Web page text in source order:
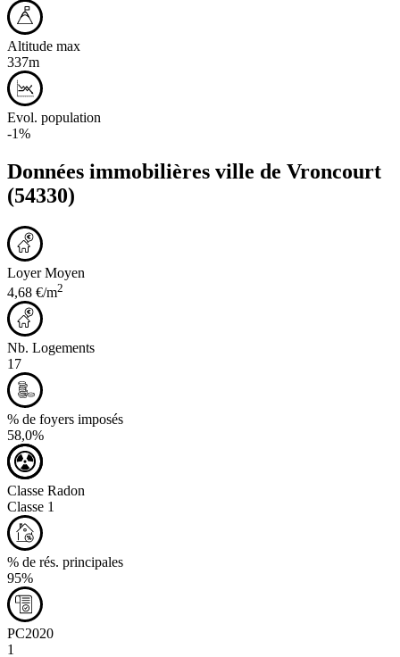
Altitude max
337m
Evol. population
-1%
Données immobilières ville de Vroncourt
(54330)
Loyer Moyen
4,68 €/m2
Nb. Logements
17
% de foyers imposés
58,0%
Classe Radon
Classe 1
% de rés. principales
95%
PC2020
1